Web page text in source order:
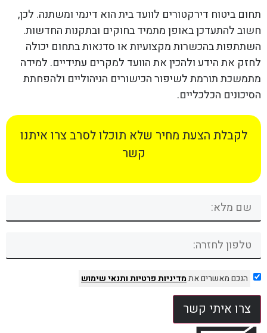
תחום ביטוח דירקטורים לוועד בית הוא דינמי ומשתנה. לכן,
חשוב להתעדכן באופן מתמיד בחוקים ובתקנות החדשות.
השתתפות בהכשרות מקצועיות או סדנאות בתחום יכולה
לחזק את הידע ולהכין את הוועד למקרים עתידיים. למידה
מתמשכת תורמת לשיפור הכישורים הניהוליים ולהפחתת
הסיכונים הכלכליים.
לקבלת הצעת מחיר שלא תוכלו לסרב צרו איתנו
קשר
הנכם מאשרים אתמדיניות פרטיותותנאי שימוש
צרו איתי קשר